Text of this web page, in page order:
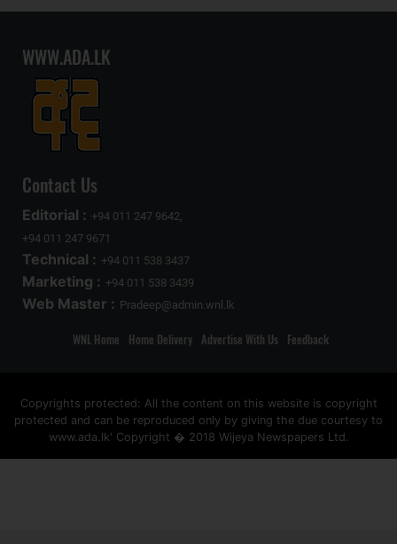
WWW.ADA.LK
Contact Us
Editorial : +94 011 247 9642,
+94 011 247 9671
Technical : +94 011 538 3437
Marketing : +94 011 538 3439
Web Master : Pradeep@admin.wnl.lk
WNL Home Home Delivery Advertise With Us Feedback
Copyrights protected: All the content on this website is copyright
protected and can be reproduced only by giving the due courtesy to
www.ada.lk' Copyright � 2018 Wijeya Newspapers Ltd.